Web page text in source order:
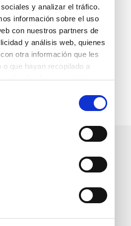
y analizar el tráfico.
información sobre el uso
con nuestros partners de
y análisis web, quienes
otra información que les
o que hayan recopilado a
hecho de sus servicios.
DEVOLUCIONES